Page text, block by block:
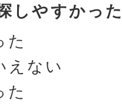
しやすかっ
た
えない
た